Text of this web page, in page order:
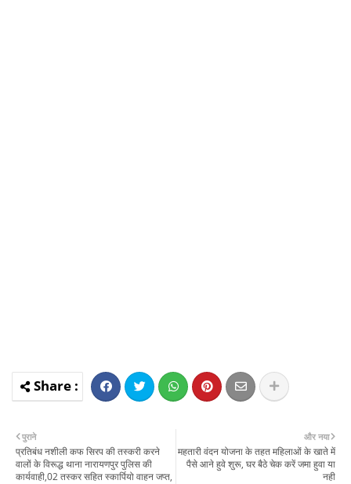
और नया
महतारी वंदन योजना के तहत महिलाओं के खाते में
पैसे आने हुवे शुरू, घर बैठे चेक करें जमा हुवा या
नही
पुराने
प्रतिबंध नशीली कफ सिरप की तस्करी करने
वालों के विरूद्ध थाना नारायणपुर पुलिस की
कार्यवाही,02 तस्कर सहित स्कार्पियो वाहन जप्त,